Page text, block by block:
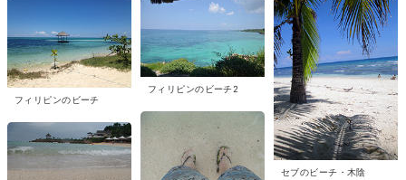
フィリピンのビーチ
フィリピンのビーチ2
セブのビーチ・木陰